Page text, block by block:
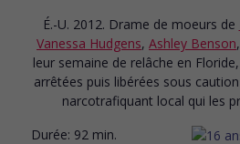
É.-U. 2012. Drame de moeurs de
Vanessa Hudgens, Ashley Benson,
leur semaine de relâche en
arrêtées puis libérées sous
narcotrafiquant local qui les
Durée: 92 min.